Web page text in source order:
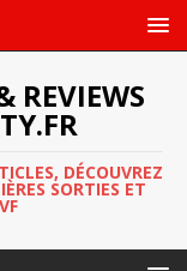
REVIEWS
DÉCOUVREZ
SORTIES ET